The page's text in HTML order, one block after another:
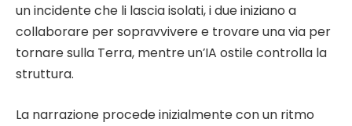
un incidente che li lascia isolati, i due iniziano a
collaborare per sopravvivere e trovare una via per
tornare sulla Terra, mentre un’IA ostile controlla la
struttura.
La narrazione procede inizialmente con un ritmo